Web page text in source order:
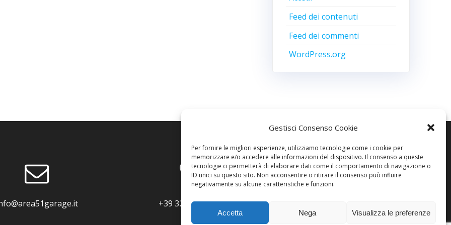
Gestisci Consenso Cookie
Per fornire le migliori esperienze, utilizziamo tecnologie come i cookie per
memorizzare e/o accedere alle informazioni del dispositivo. Il consenso a queste
tecnologie ci permetterà di elaborare dati come il comportamento di navigazione o
ID unici su questo sito. Non acconsentire o ritirare il consenso può influire
negativamente su alcune caratteristiche e funzioni.
Accetta Nega Visualizza le preferenze
Feed dei contenuti
Feed dei commenti
WordPress.org
+39 3290063586
© 2026 AREA51 GARAGE. create
Highlight Theme